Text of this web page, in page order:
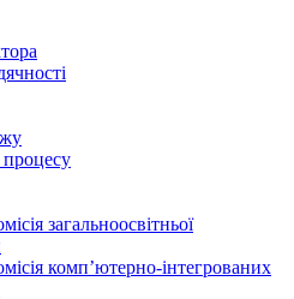
загальноосвітньої
комп’ютерно-інтегрованих